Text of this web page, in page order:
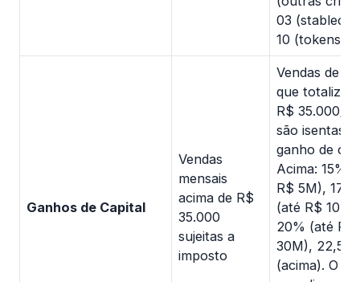
03
10 (tokens).
Ganhos de Capital
Vendas
mensais
acima de R$
35.000
sujeitas a
imposto
Vendas de
que
R$ 35.000/
são isentas
ganho de
Acima: 15%
R$ 5M),
(até R$ 10M),
20% (até R$
30M), 22,5%
(acima). O